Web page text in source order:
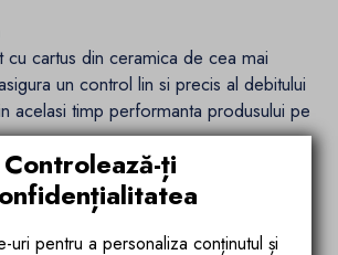
cu cartus din ceramica de cea mai
un control lin si precis al debitului
acelasi timp performanta produsului pe
inalta
din alama de inalta calitate.
Controlează-ți
uri pentru a personaliza conținutul și